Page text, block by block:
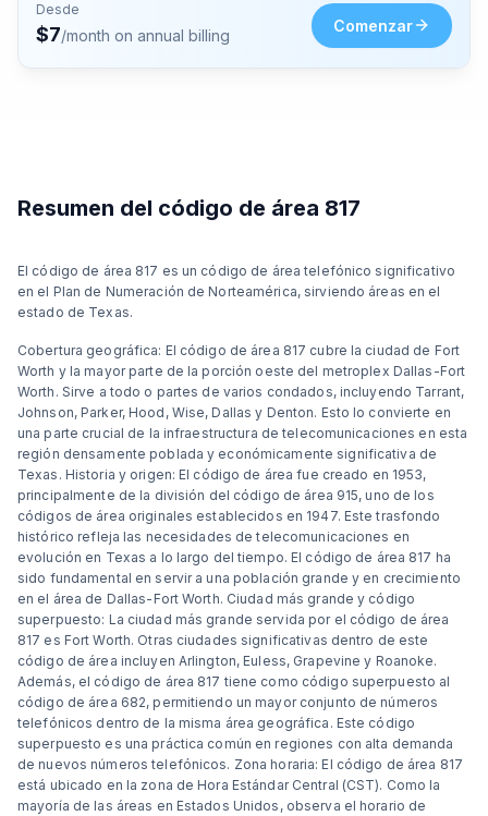
Desde
$7/month on annual billing
Comenzar
Resumen del código de área 817
El código de área 817 es un código de área telefónico significativo
en el Plan de Numeración de Norteamérica, sirviendo áreas en el
estado de Texas.
Cobertura geográfica: El código de área 817 cubre la ciudad de Fort
Worth y la mayor parte de la porción oeste del metroplex Dallas-Fort
Worth. Sirve a todo o partes de varios condados, incluyendo Tarrant,
Johnson, Parker, Hood, Wise, Dallas y Denton. Esto lo convierte en
una parte crucial de la infraestructura de telecomunicaciones en esta
región densamente poblada y económicamente significativa de
Texas. Historia y origen: El código de área fue creado en 1953,
principalmente de la división del código de área 915, uno de los
códigos de área originales establecidos en 1947. Este trasfondo
histórico refleja las necesidades de telecomunicaciones en
evolución en Texas a lo largo del tiempo. El código de área 817 ha
sido fundamental en servir a una población grande y en crecimiento
en el área de Dallas-Fort Worth. Ciudad más grande y código
superpuesto: La ciudad más grande servida por el código de área
817 es Fort Worth. Otras ciudades significativas dentro de este
código de área incluyen Arlington, Euless, Grapevine y Roanoke.
Además, el código de área 817 tiene como código superpuesto al
código de área 682, permitiendo un mayor conjunto de números
telefónicos dentro de la misma área geográfica. Este código
superpuesto es una práctica común en regiones con alta demanda
de nuevos números telefónicos. Zona horaria: El código de área 817
está ubicado en la zona de Hora Estándar Central (CST). Como la
mayoría de las áreas en Estados Unidos, observa el horario de